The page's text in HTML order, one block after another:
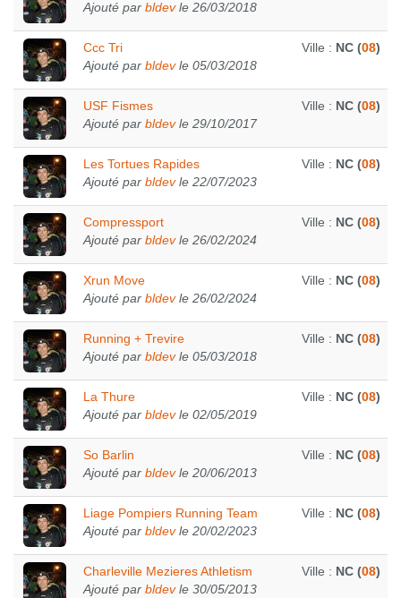
Ajouté par bldevle 26/03/2018
Ccc Tri
Ajouté par bldevle 05/03/2018
Ville : NC (08)
USF Fismes
Ajouté par bldevle 29/10/2017
Ville : NC (08)
Les Tortues Rapides
Ajouté par bldevle 22/07/2023
Ville : NC (08)
Compressport
Ajouté par bldevle 26/02/2024
Ville : NC (08)
Xrun Move
Ajouté par bldevle 26/02/2024
Ville : NC (08)
Running + Trevire
Ajouté par bldevle 05/03/2018
Ville : NC (08)
La Thure
Ajouté par bldevle 02/05/2019
Ville : NC (08)
So Barlin
Ajouté par bldevle 20/06/2013
Ville : NC (08)
Liage Pompiers Running Team
Ajouté par bldevle 20/02/2023
Ville : NC (08)
Charleville Mezieres Athletism
Ajouté par bldevle 30/05/2013
Ville : NC (08)